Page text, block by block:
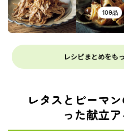
109品
レシピまとめをも
レタスとピーマ
った献立